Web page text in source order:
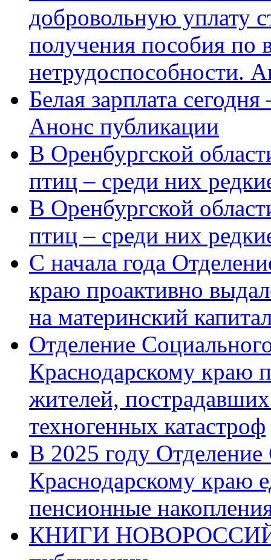
добровольную уплату
получения пособия по
нетрудоспособности.
Белая зарплата
Анонс публикации
В Оренбургской
птиц – среди них
В Оренбургской
птиц – среди них
С начала года
краю проактивно
на материнский
Отделение
Краснодарскому краю
жителей,
техногенных катастроф
В 2025 году
Краснодарскому краю
пенсионные
КНИГИ